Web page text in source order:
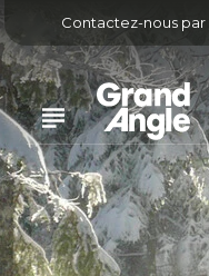
Contactez-nous par